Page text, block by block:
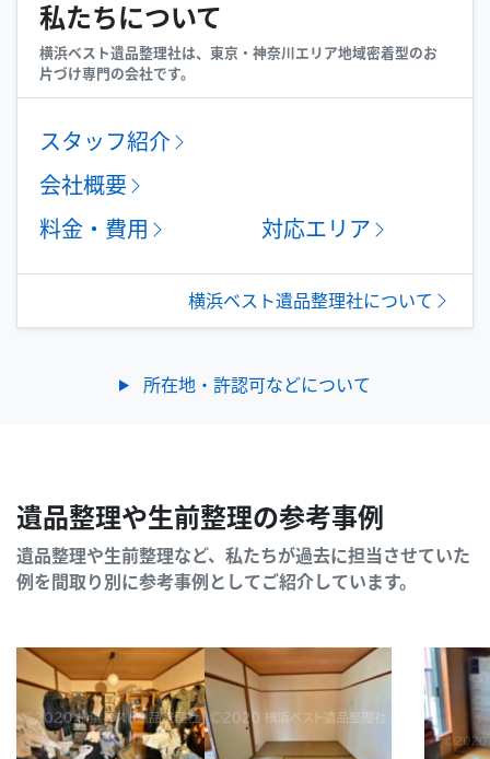
私たちについて
横浜ベスト遺品整理社は、東京・神奈川エリア地域密着型のお
片づけ専門の会社です。
スタッフ紹介
会社概要
料金・費用
対応エリア
横浜ベスト遺品整理社について
所在地・許認可などについて
遺品整理や生前整理の参考事例
遺品整理や生前整理など、私たちが過去に担当させていた
例を間取り別に参考事例としてご紹介しています。